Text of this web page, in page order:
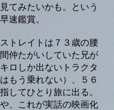
てみたいかも。という
速鑑賞。
トレイトは７３歳の腰
仲たがいしていた兄が
ロしか出ないトラクタ
もう乗れない）、５６
してひとり旅に出る。
、これが実話の映画化